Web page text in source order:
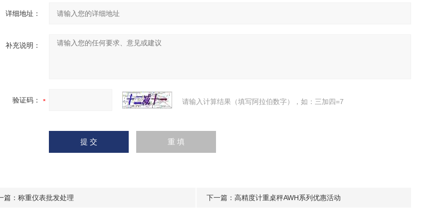
详细地址：
补充说明：
验证码： 请输入计算结果（填写阿拉伯数字），如：三加四=7
篇： 称重仪表批发处理 下一篇： 高精度计重桌秤AWH系列优惠活动